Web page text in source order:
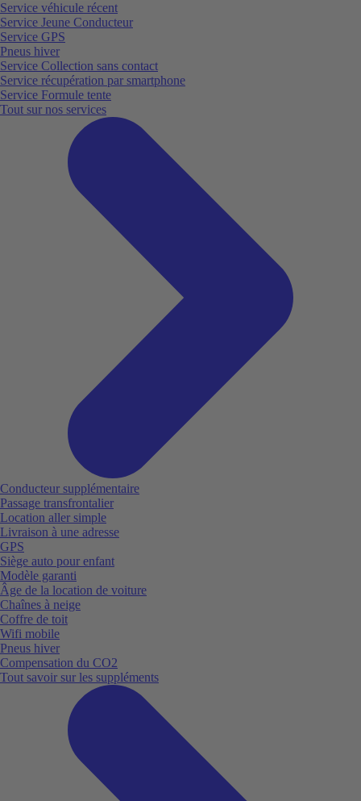
Service véhicule récent
Service Jeune Conducteur
Service GPS
Pneus hiver
Service Collection sans contact
Service récupération par smartphone
Service Formule tente
Tout sur nos services
Conducteur supplémentaire
Passage transfrontalier
Location aller simple
Livraison à une adresse
GPS
Siège auto pour enfant
Modèle garanti
Âge de la location de voiture
Chaînes à neige
Coffre de toit
Wifi mobile
Pneus hiver
Compensation du CO2
Tout savoir sur les suppléments